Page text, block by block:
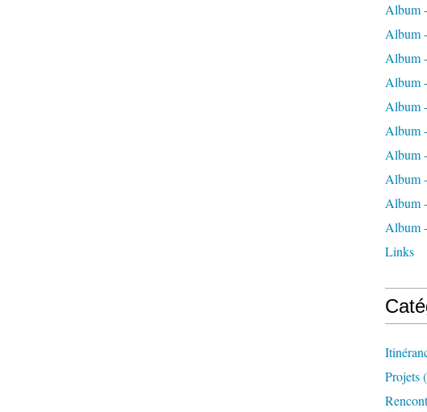
Album
Album
Album
Album
Album
Album
Album
Album
Album
Album
Links
Projets